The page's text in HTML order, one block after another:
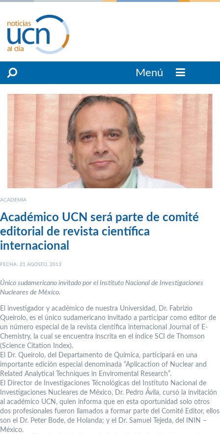
Menú
ACADEMIA
Académico UCN será parte de comité
editorial de revista científica
internacional
FECHA: 21 AGOSTO, 2013
Único sudamericano invitado por el Instituto Nacional de Investigaciones
Nucleares de México.
El investigador y académico de nuestra Universidad, Dr. Fabrizio
Queirolo, es el único sudamericano invitado a participar como editor de
un número especial de la revista científica internacional Journal of E-
Chemistry, la cual se encuentra inscrita en el índice SCI de Thomson
(Science Citation Index).
El Dr. Queirolo, del Departamento de Química, participará en una
importante edición especial denominada “Aplicaction of Nuclear and
Related Analytical Techniques in Enviromental Research”.
El Director de Investigaciones Técnológicas del Instituto Nacional de
Investigaciones Nucleares de México, Dr. Pedro Ávila, cursó la invitación
al académico UCN, quien informa que en esta oportunidad solo otros
dos profesionales fueron llamados a formar parte del Comité Editor, ellos
son el Dr. Peter Bode, de Holanda; y el Dr. Samuel Tejeda, del ININ –
México.